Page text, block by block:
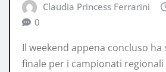
Claudia Princess Ferrarini
0
Il weekend appena concluso ha
finale per i campionati